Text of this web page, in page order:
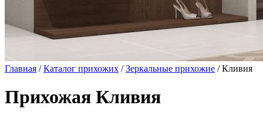
Главная /Каталог прихожих /Зеркальные прихожие / Кливия
Прихожая Кливия